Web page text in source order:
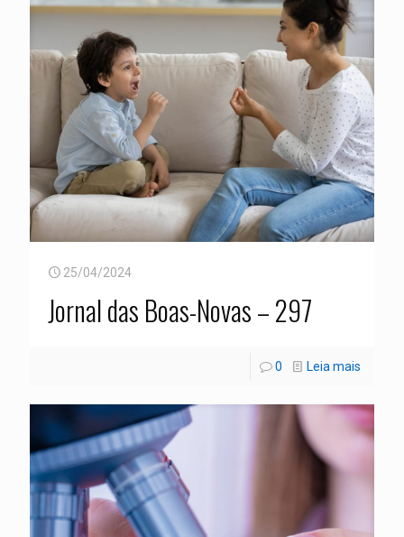
25/04/2024
Jornal das Boas-Novas – 297
0 Leia mais